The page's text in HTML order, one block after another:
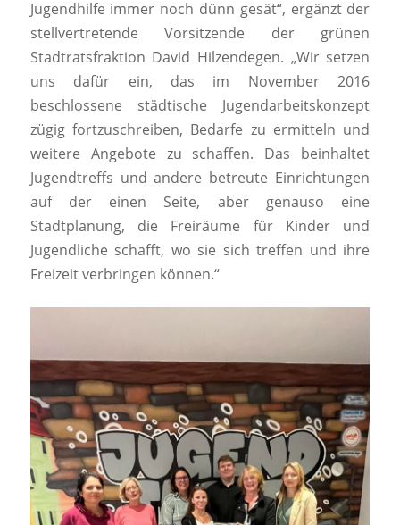
Jugendhilfe immer noch dünn gesät“, ergänzt der
stellvertretende Vorsitzende der grünen
Stadtratsfraktion David Hilzendegen. „Wir setzen
uns dafür ein, das im November 2016
beschlossene städtische Jugendarbeitskonzept
zügig fortzuschreiben, Bedarfe zu ermitteln und
weitere Angebote zu schaffen. Das beinhaltet
Jugendtreffs und andere betreute Einrichtungen
auf der einen Seite, aber genauso eine
Stadtplanung, die Freiräume für Kinder und
Jugendliche schafft, wo sie sich treffen und ihre
Freizeit verbringen können.“